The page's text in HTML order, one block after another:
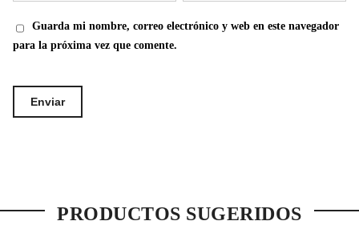
Guarda mi nombre, correo electrónico y web en este navegador
para la próxima vez que comente.
PRODUCTOS SUGERIDOS